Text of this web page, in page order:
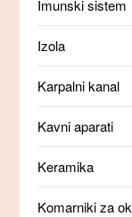
Imunski sistem
Izola
Karpalni kanal
Kavni aparati
Keramika
Komarniki za